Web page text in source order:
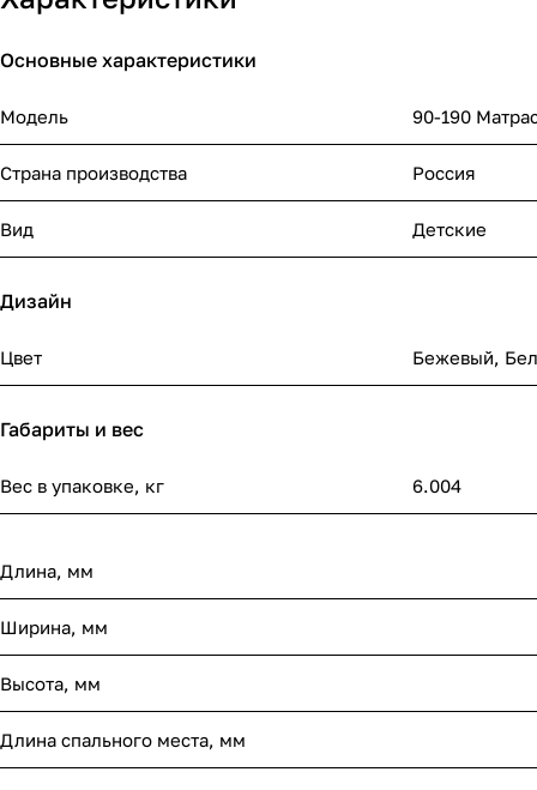
Основные характеристики
Модель 90-190
Страна производства Россия
Вид Детские
Дизайн
Цвет Бежевый,
Габариты и вес
Вес в упаковке, кг 6.004
Длина, мм
Ширина, мм
Высота, мм
Длина спального места, мм